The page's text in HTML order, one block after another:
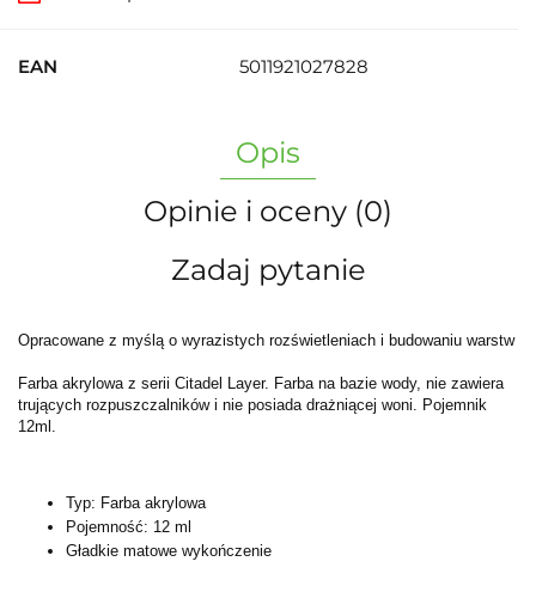
EAN 5011921027828
Opis
Opinie i oceny (0)
Zadaj pytanie
Opracowane z myślą o wyrazistych rozświetleniach i budowaniu warstw
Farba akrylowa z serii Citadel Layer. Farba na bazie wody, nie zawiera
trujących rozpuszczalników i nie posiada drażniącej woni. Pojemnik
12ml.
Typ: Farba akrylowa
Pojemność: 12 ml
Gładkie matowe wykończenie